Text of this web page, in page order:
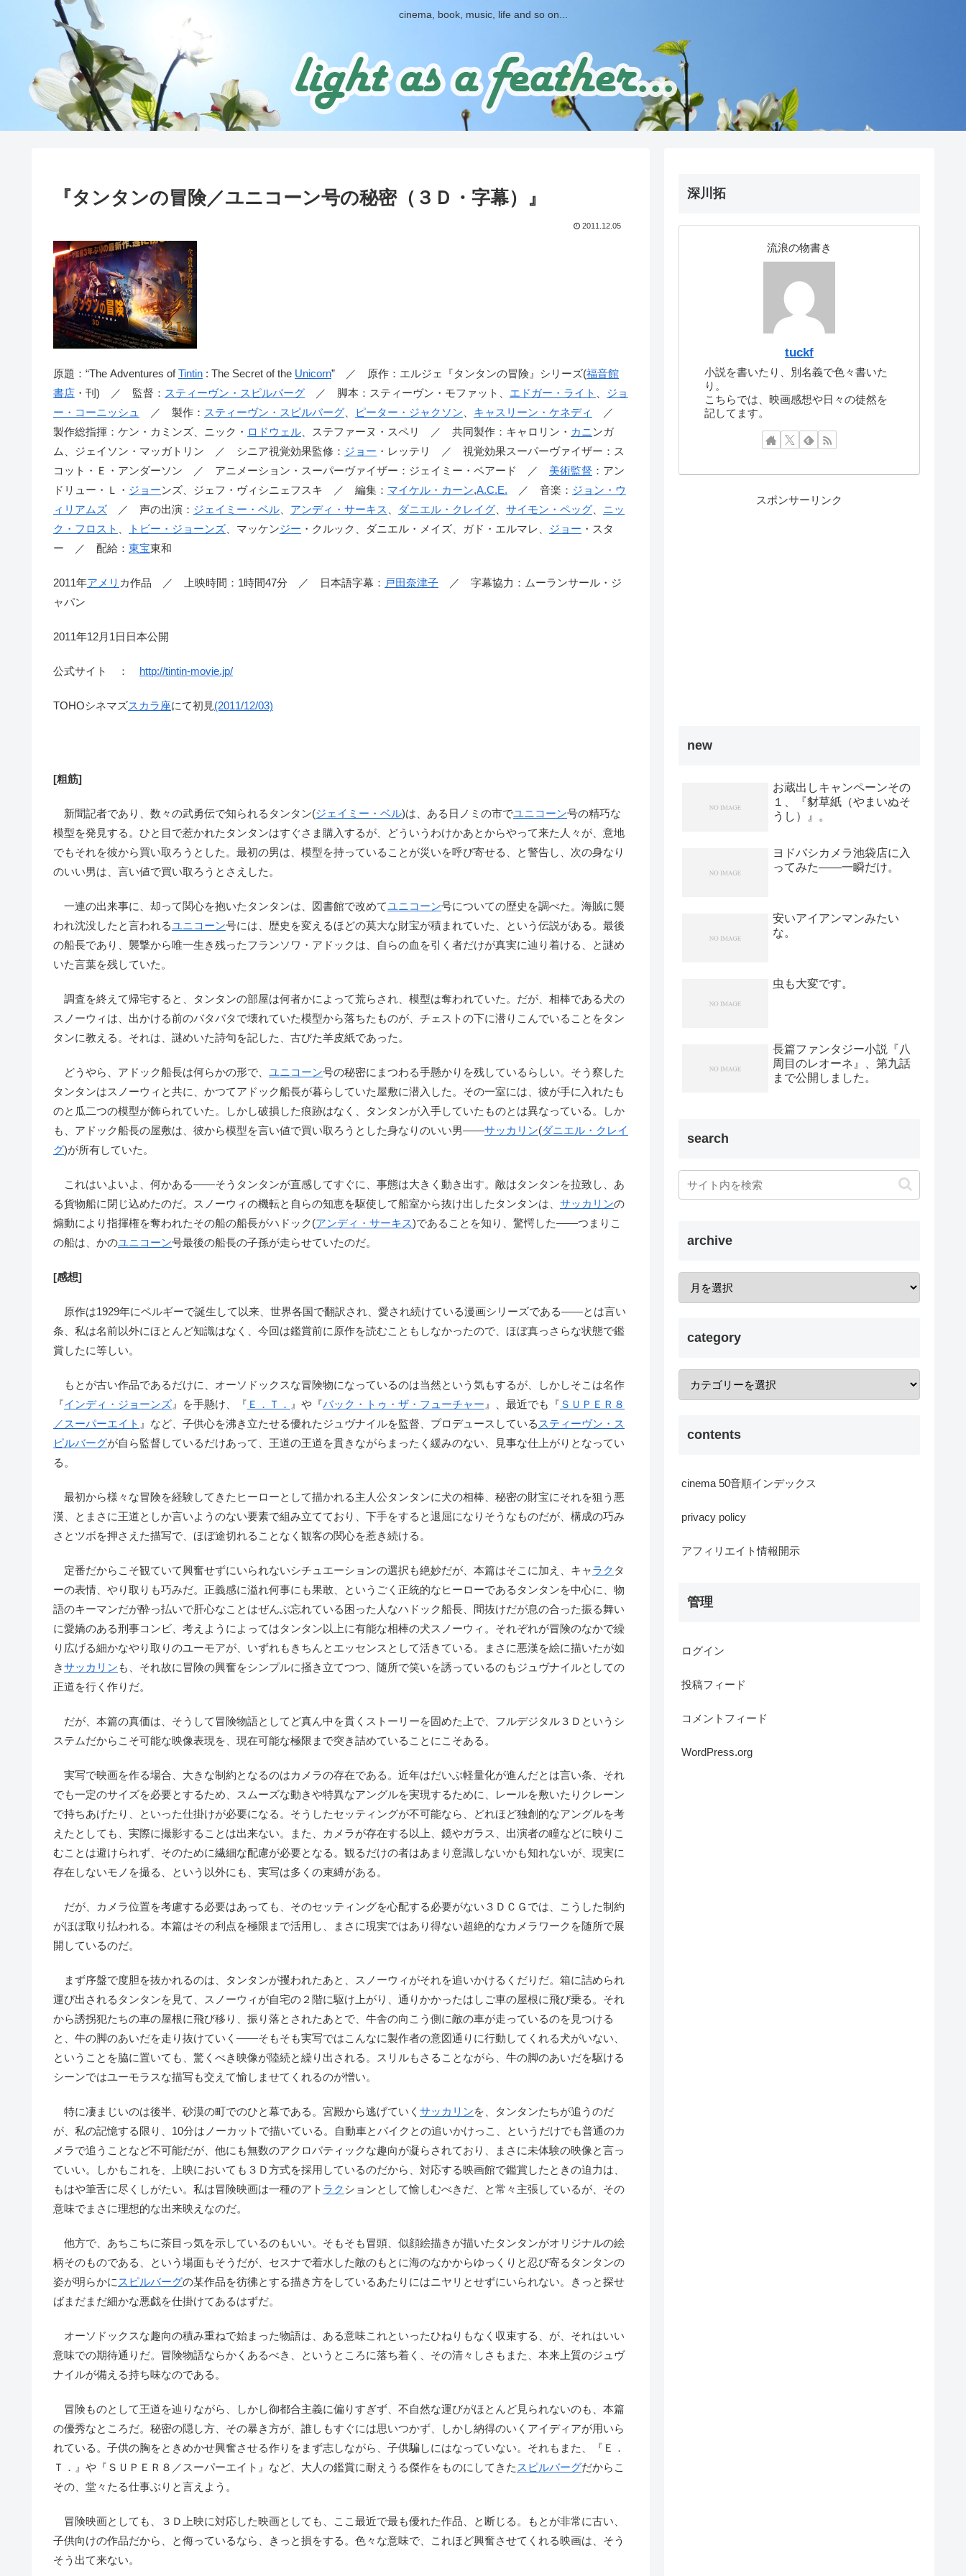
cinema, book, music, life and so on...
『タンタンの冒険／ユニコーン号の秘密（３Ｄ・字幕）』
2011.12.05
原題：“The Adventures ofTintin : The Secret of the Unicorn” ／ 原作：エルジェ『タンタンの冒険』シリーズ(福音館
書店 ・刊) ／ 監督： スティーヴン・スピルバーグ ／ 脚本：スティーヴン・モファット、 エドガー・ライト
ジョ
ー・コーニッシュ
／ 製作： スティーヴン・スピルバーグ ピーター・ジャクソン キャスリーン・ケネディ
／
製作総指揮：ケン・カミンズ、ニック・ ロドウェル 、ステファーヌ・スペリ ／ 共同製作：キャロリン・ カニンガ
ム、ジェイソン・マッガトリン ／ シニア視覚効果監修： ジョー ・レッテリ ／ 視覚効果スーパーヴァイザー：ス
コット・Ｅ・アンダーソン ／ アニメーション・スーパーヴァイザー：ジェイミー・ベアード ／ 美術監督 ：アン
ドリュー・Ｌ・ ジョーンズ、ジェフ・ヴィシニェフスキ ／ 編集： マイケル・カーン,A.C.E. ／ 音楽： ジョン・ウ
ィリアムズ ／ 声の出演： ジェイミー・ベル アンディ・サーキス ダニエル・クレイグ サイモン・ペッグ
ニッ
ク・フロスト
トビー・ジョーンズ 、マッケンジー ・クルック、ダニエル・メイズ、ガド・エルマレ、 ジョー ・スタ
ー ／ 配給： 東宝東和
2011年アメリ カ作品 ／ 上映時間：1時間47分 ／ 日本語字幕： 戸田奈津子 ／ 字幕協力：ムーランサール・ジ
ャパン
2011年12月1日日本公開
公式サイト ： http://tintin-movie.jp/
TOHOシネマズスカラ座にて初見(2011/12/03)
[粗筋]
新聞記者であり、数々の武勇伝で知られるタンタン(ジェイミー・ベル)は、ある日ノミの市でユニコーン号の精巧な
模型を発見する。ひと目で惹かれたタンタンはすぐさま購入するが、どういうわけかあとからやって来た人々が、意地
でもそれを彼から買い取ろうとした。最初の男は、模型を持っていることが災いを呼び寄せる、と警告し、次の身なり
のいい男は、言い値で買い取ろうとさえした。
一連の出来事に、却って関心を抱いたタンタンは、図書館で改めてユニコーン号についての歴史を調べた。海賊に襲
われ沈没したと言われるユニコーン号には、歴史を変えるほどの莫大な財宝が積まれていた、という伝説がある。最後
の船長であり、襲撃から唯一生き残ったフランソワ・アドックは、自らの血を引く者だけが真実に辿り着ける、と謎め
いた言葉を残していた。
調査を終えて帰宅すると、タンタンの部屋は何者かによって荒らされ、模型は奪われていた。だが、相棒である犬の
スノーウィは、出かける前のバタバタで壊れていた模型から落ちたものが、チェストの下に潜りこんでいることをタン
タンに教える。それは、謎めいた詩句を記した、古びた羊皮紙であった。
どうやら、アドック船長は何らかの形で、 ユニコーン号の秘密にまつわる手懸かりを残しているらしい。そう察した
タンタンはスノーウィと共に、かつてアドック船長が暮らしていた屋敷に潜入した。その一室には、彼が手に入れたも
のと瓜二つの模型が飾られていた。しかし破損した痕跡はなく、タンタンが入手していたものとは異なっている。しか
も、アドック船長の屋敷は、彼から模型を言い値で買い取ろうとした身なりのいい男――サッカリン(ダニエル・クレイ
グ)が所有していた。
これはいよいよ、何かある――そうタンタンが直感してすぐに、事態は大きく動き出す。敵はタンタンを拉致し、あ
る貨物船に閉じ込めたのだ。スノーウィの機転と自らの知恵を駆使して船室から抜け出したタンタンは、 サッカリンの
煽動により指揮権を奪われたその船の船長がハドック(アンディ・サーキス)であることを知り、驚愕した――つまりこ
の船は、かのユニコーン号最後の船長の子孫が走らせていたのだ。
[感想]
原作は1929年にベルギーで誕生して以来、世界各国で翻訳され、愛され続けている漫画シリーズである――とは言い
条、私は名前以外にほとんど知識はなく、今回は鑑賞前に原作を読むこともしなかったので、ほぼ真っさらな状態で鑑
賞したに等しい。
もとが古い作品であるだけに、オーソドックスな冒険物になっているのは当然という気もするが、しかしそこは名作
『インディ・ジョーンズ 』を手懸け、『 Ｅ．Ｔ． 』や『バック・トゥ・ザ・フューチャー 』、最近でも『 ＳＵＰＥＲ８
／スーパーエイト 』など、子供心を沸き立たせる優れたジュヴナイルを監督、プロデュースしている スティーヴン・ス
ピルバーグが自ら監督しているだけあって、王道の王道を貫きながらまったく緩みのない、見事な仕上がりとなってい
る。
最初から様々な冒険を経験してきたヒーローとして描かれる主人公タンタンに犬の相棒、秘密の財宝にそれを狙う悪
漢、とまさに王道としか言いようのない要素で組み立てており、下手をすると退屈になりそうなものだが、構成の巧み
さとツボを押さえた描写で、ほぼ途切れることなく観客の関心を惹き続ける。
定番だからこそ観ていて興奮せずにいられないシチュエーションの選択も絶妙だが、本篇はそこに加え、キャラク タ
ーの表情、やり取りも巧みだ。正義感に溢れ何事にも果敢、というごく正統的なヒーローであるタンタンを中心に、物
語のキーマンだが酔っ払いで肝心なことはぜんぶ忘れている困った人なハドック船長、間抜けだが息の合った振る舞い
に愛嬌のある刑事コンビ、考えようによってはタンタン以上に有能な相棒の犬スノーウィ。それぞれが冒険のなかで繰
り広げる細かなやり取りのユーモアが、いずれもきちんとエッセンスとして活きている。まさに悪漢を絵に描いたが如
きサッカリン も、それ故に冒険の興奮をシンプルに掻き立てつつ、随所で笑いを誘っているのもジュヴナイルとしての
正道を行く作りだ。
だが、本篇の真価は、そうして冒険物語としてど真ん中を貫くストーリーを固めた上で、フルデジタル３Ｄというシ
ステムだからこそ可能な映像表現を、現在可能な極限まで突き詰めていることにこそある。
実写で映画を作る場合、大きな制約となるのはカメラの存在である。近年はだいぶ軽量化が進んだとは言い条、それ
でも一定のサイズを必要とするため、スムーズな動きや特異なアングルを実現するために、レールを敷いたりクレーン
で持ちあげたり、といった仕掛けが必要になる。そうしたセッティングが不可能なら、どれほど独創的なアングルを考
えたとしても、実際に撮影することは出来ない。また、カメラが存在する以上、鏡やガラス、出演者の瞳などに映りこ
むことは避けられず、そのために繊細な配慮が必要となる。観るだけの者はあまり意識しないかも知れないが、現実に
存在しないモノを撮る、という以外にも、実写は多くの束縛がある。
だが、カメラ位置を考慮する必要はあっても、そのセッティングを心配する必要がない３ＤＣＧでは、こうした制約
がほぼ取り払われる。本篇はその利点を極限まで活用し、まさに現実ではあり得ない超絶的なカメラワークを随所で展
開しているのだ。
まず序盤で度胆を抜かれるのは、タンタンが攫われたあと、スノーウィがそれを追いかけるくだりだ。箱に詰められ
運び出されるタンタンを見て、スノーウィが自宅の２階に駆け上がり、通りかかったはしご車の屋根に飛び乗る。それ
から誘拐犯たちの車の屋根に飛び移り、振り落とされたあとで、牛舎の向こう側に敵の車が走っているのを見つける
と、牛の脚のあいだを走り抜けていく――そもそも実写ではこんなに製作者の意図通りに行動してくれる犬がいない、
ということを脇に置いても、驚くべき映像が陸続と繰り出される。スリルもさることながら、牛の脚のあいだを駆ける
シーンではユーモラスな描写も交えて愉しませてくれるのが憎い。
特に凄まじいのは後半、砂漠の町でのひと幕である。宮殿から逃げていく サッカリンを、タンタンたちが追うのだ
が、私の記憶する限り、10分はノーカットで描いている。自動車とバイクとの追いかけっこ、というだけでも普通のカ
メラで追うことなど不可能だが、他にも無数のアクロバティックな趣向が凝らされており、まさに未体験の映像と言っ
ていい。しかもこれを、上映においても３Ｄ方式を採用しているのだから、対応する映画館で鑑賞したときの迫力は、
もはや筆舌に尽くしがたい。私は冒険映画は一種のアト ラクションとして愉しむべきだ、と常々主張しているが、その
意味でまさに理想的な出来映えなのだ。
他方で、あちこちに茶目っ気を示しているのもいい。そもそも冒頭、似顔絵描きが描いたタンタンがオリジナルの絵
柄そのものである、という場面もそうだが、セスナで着水した敵のもとに海のなかからゆっくりと忍び寄るタンタンの
姿が明らかに スピルバーグの某作品を彷彿とする描き方をしているあたりにはニヤリとせずにいられない。きっと探せ
ばまだまだ細かな悪戯を仕掛けてあるはずだ。
オーソドックスな趣向の積み重ねで始まった物語は、ある意味これといったひねりもなく収束する、が、それはいい
意味での期待通りだ。冒険物語ならかくあるべき、というところに落ち着く、その清々しさもまた、本来上質のジュヴ
ナイルが備える持ち味なのである。
冒険ものとして王道を辿りながら、しかし御都合主義に偏りすぎず、不自然な運びがほとんど見られないのも、本篇
の優秀なところだ。秘密の隠し方、その暴き方が、誰しもすぐには思いつかず、しかし納得のいくアイディアが用いら
れている。子供の胸をときめかせ興奮させる作りをまず志しながら、子供騙しにはなっていない。それもまた、『Ｅ．
Ｔ．』や『ＳＵＰＥＲ８／スーパーエイト』など、大人の鑑賞に耐えうる傑作をものにしてきた スピルバーグだからこ
その、堂々たる仕事ぶりと言えよう。
冒険映画としても、３Ｄ上映に対応した映画としても、ここ最近で最も優れた作品、と断じる。もとが非常に古い、
子供向けの作品だから、と侮っているなら、きっと損をする。色々な意味で、これほど興奮させてくれる映画は、そう
そう出て来ない。
深川拓
流浪の物書き
tuckf
小説を書いたり、別名義で色々書いた
り。
こちらでは、映画感想や日々の徒然を
記してます。
スポンサーリンク
new
お蔵出しキャンペーンその
１、『豺草紙（やまいぬそ
うし）』。
ヨドバシカメラ池袋店に入
ってみた――一瞬だけ。
安いアイアンマンみたい
な。
虫も大変です。
長篇ファンタジー小説『八
周目のレオーネ』、第九話
まで公開しました。
search
archive
category
contents
cinema 50音順インデックス
privacy policy
アフィリエイト情報開示
管理
ログイン
投稿フィード
コメントフィード
WordPress.org